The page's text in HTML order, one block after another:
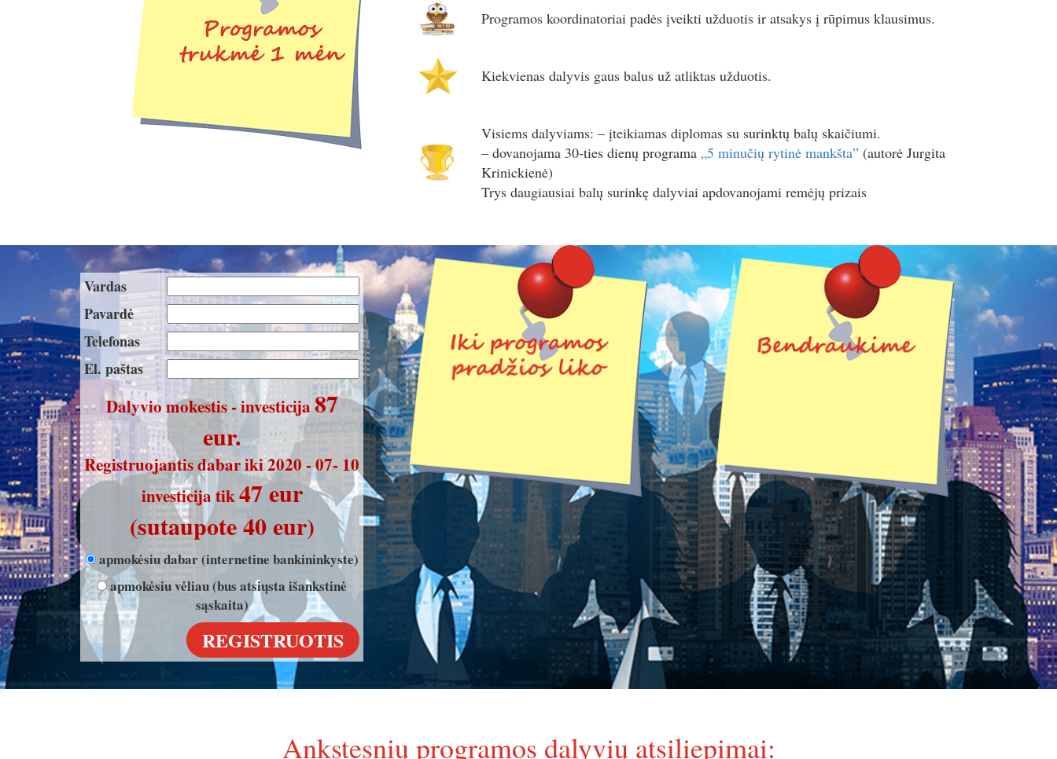
Programos koordinatoriai padės įveikti užduotis ir atsakys į rūpimus klausimus.
Kiekvienas dalyvis gaus balus už atliktas užduotis.
Visiems dalyviams: – įteikiamas diplomas su surinktų balų skaičiumi.
– dovanojama 30-ties dienų programa „5 minučių rytinė mankšta” (autorė Jurgita
Krinickienė)
Trys daugiausiai balų surinkę dalyviai apdovanojami remėjų prizais
Vardas
Pavardė
Telefonas
El. paštas
Dalyvio mokestis - investicija87
eur.
Registruojantis dabar iki 2020 - 07- 10
investicija tik47 eur
(sutaupote 40 eur)
apmokėsiu dabar (internetine bankininkyste)
apmokėsiu vėliau (bus atsiųsta išankstinė
sąskaita)
Ankstesnių programos dalyvių atsiliepimai: